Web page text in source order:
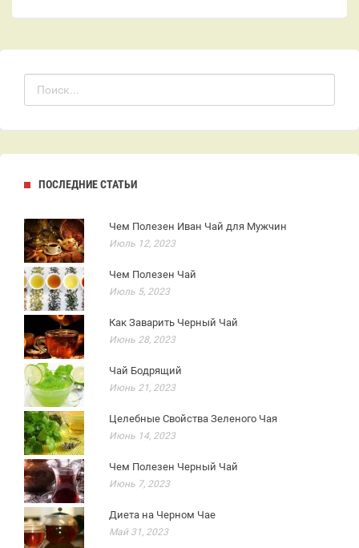
ПОСЛЕДНИЕ СТАТЬИ
Чем Полезен Иван Чай для Мужчин
Июль 12, 2023
Чем Полезен Чай
Июль 5, 2023
Как Заварить Черный Чай
Июнь 28, 2023
Чай Бодрящий
Июнь 21, 2023
Целебные Свойства Зеленого Чая
Июнь 14, 2023
Чем Полезен Черный Чай
Июнь 7, 2023
Диета на Черном Чае
Май 31, 2023